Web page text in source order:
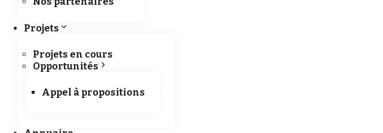
Projets
Projets en cours
Opportunités
Appel à propositions